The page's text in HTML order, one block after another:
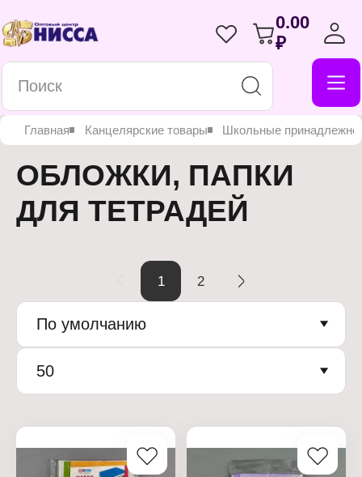
0.00
₽
Главная Канцелярские товары Школьные
ОБЛОЖКИ, ПАПКИ
ДЛЯ ТЕТРАДЕЙ
1 2
По умолчанию
50